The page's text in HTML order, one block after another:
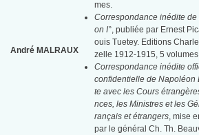
André MALRAUX
mes.
Correspondance inédite de
on I°, publiée par Ernest
ouis Tuetey. Editions
zelle 1912-1915, 5
Correspondance inédite
confidentielle de Napoléon
te avec les Cours
nces, les Ministres et les
rançais et étrangers, mise
par le général Ch. Th.